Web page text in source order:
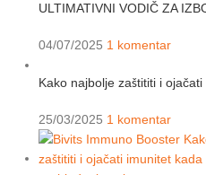
ULTIMATIVNI VODIČ ZA
04/07/2025 1 komentar
Kako najbolje zaštititi i
25/03/2025 1 komentar